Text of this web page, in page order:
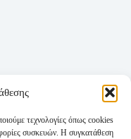
τεχνολογίες όπως cookies
συσκευών. Η συγκατάθεση